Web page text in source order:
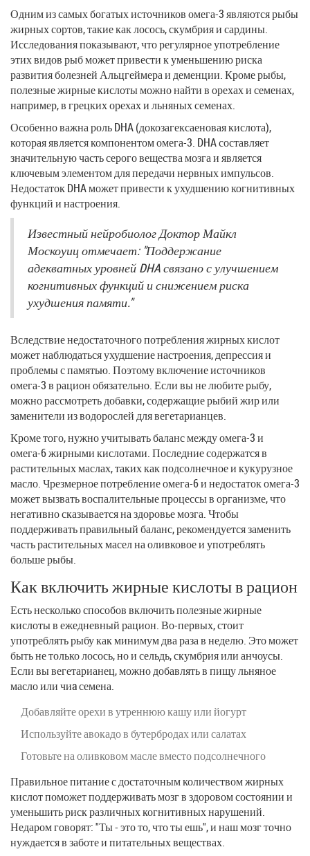
Одним из самых богатых источников омега-3 являются рыбы
жирных сортов, такие как лосось, скумбрия и сардины.
Исследования показывают, что регулярное употребление
этих видов рыб может привести к уменьшению риска
развития болезней Альцгеймера и деменции. Кроме рыбы,
полезные жирные кислоты можно найти в орехах и семенах,
например, в грецких орехах и льняных семенах.
Особенно важна роль DHA (докозагексаеновая кислота),
которая является компонентом омега-3. DHA составляет
значительную часть серого вещества мозга и является
ключевым элементом для передачи нервных импульсов.
Недостаток DHA может привести к ухудшению когнитивных
функций и настроения.
Известный нейробиолог Доктор Майкл
Москоуиц отмечает: "Поддержание
адекватных уровней DHA связано с улучшением
когнитивных функций и снижением риска
ухудшения памяти."
Вследствие недостаточного потребления жирных кислот
может наблюдаться ухудшение настроения, депрессия и
проблемы с памятью. Поэтому включение источников
омега-3 в рацион обязательно. Если вы не любите рыбу,
можно рассмотреть добавки, содержащие рыбий жир или
заменители из водорослей для вегетарианцев.
Кроме того, нужно учитывать баланс между омега-3 и
омега-6 жирными кислотами. Последние содержатся в
растительных маслах, таких как подсолнечное и кукурузное
масло. Чрезмерное потребление омега-6 и недостаток омега-3
может вызвать воспалительные процессы в организме, что
негативно сказывается на здоровье мозга. Чтобы
поддерживать правильный баланс, рекомендуется заменить
часть растительных масел на оливковое и употреблять
больше рыбы.
Как включить жирные кислоты в рацион
Есть несколько способов включить полезные жирные
кислоты в ежедневный рацион. Во-первых, стоит
употреблять рыбу как минимум два раза в неделю. Это может
быть не только лосось, но и сельдь, скумбрия или анчоусы.
Если вы вегетарианец, можно добавлять в пищу льняное
масло или чиa семена.
Добавляйте орехи в утреннюю кашу или йогурт
Используйте авокадо в бутербродах или салатах
Готовьте на оливковом масле вместо подсолнечного
Правильное питание с достаточным количеством жирных
кислот поможет поддерживать мозг в здоровом состоянии и
уменьшить риск различных когнитивных нарушений.
Недаром говорят: "Ты - это то, что ты ешь", и наш мозг точно
нуждается в заботе и питательных веществах.